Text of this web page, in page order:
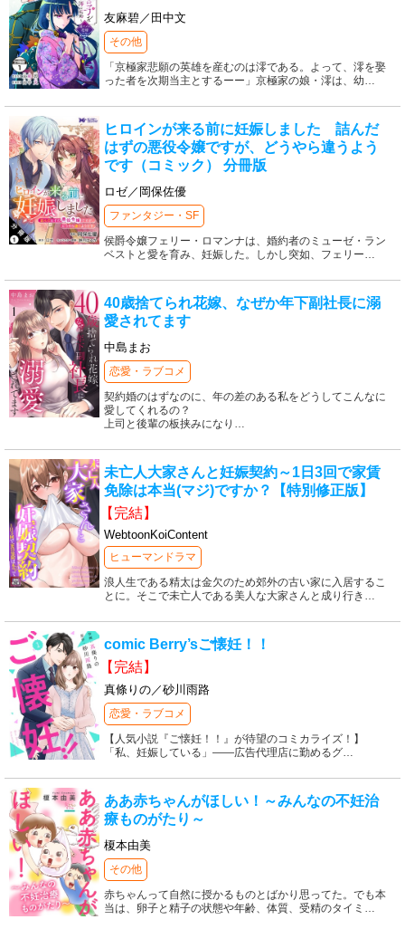
友麻碧／田中文
その他
「京極家悲願の英雄を産むのは澪である。よって、澪を娶
った者を次期当主とするーー」京極家の娘・澪は、幼…
ヒロインが来る前に妊娠しました 詰んだ
はずの悪役令嬢ですが、どうやら違うよう
です（コミック） 分冊版
ロゼ／岡保佐優
ファンタジー・SF
侯爵令嬢フェリー・ロマンナは、婚約者のミューゼ・ラン
ベストと愛を育み、妊娠した。しかし突如、フェリー…
40歳捨てられ花嫁、なぜか年下副社長に溺
愛されてます
中島まお
恋愛・ラブコメ
契約婚のはずなのに、年の差のある私をどうしてこんなに
愛してくれるの？
上司と後輩の板挟みになり …
未亡人大家さんと妊娠契約～1日3回で家賃
免除は本当(マジ)ですか？【特別修正版】
【完結】
WebtoonKoiContent
ヒューマンドラマ
浪人生である精太は金欠のため郊外の古い家に入居するこ
とに。そこで未亡人である美人な大家さんと成り行き …
comic Berry’sご懐妊！！
【完結】
真條りの／砂川雨路
恋愛・ラブコメ
【人気小説『ご懐妊！！』が待望のコミカライズ！】
「私、妊娠している」――広告代理店に勤めるグ…
ああ赤ちゃんがほしい！～みんなの不妊治
療ものがたり～
榎本由美
その他
赤ちゃんって自然に授かるものとばかり思ってた。でも本
当は、卵子と精子の状態や年齢、体質、受精のタイミ …